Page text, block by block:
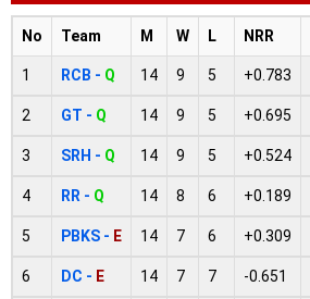
No Team M W L NRR
1 RCB - Q 14 9 5 +0.783
2 GT - Q 14 9 5 +0.695
3 SRH - Q 14 9 5 +0.524
4 RR - Q 14 8 6 +0.189
5 PBKS - E 14 7 6 +0.309
6 DC - E 14 7 7 -0.651